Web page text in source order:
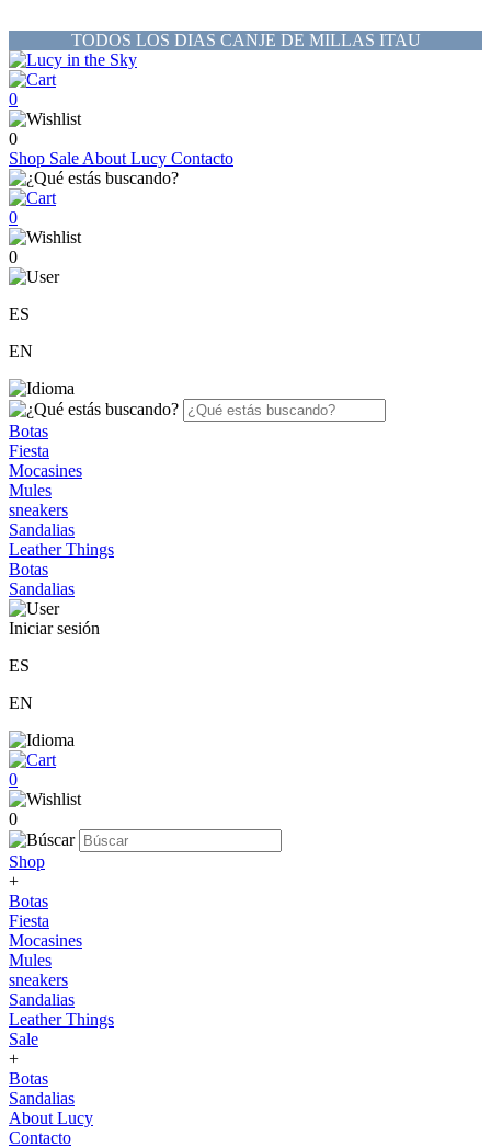
TODOS LOS DIAS CANJE DE MILLAS ITAU
0
0
Shop Sale About Lucy Contacto
0
0
ES
EN
Botas
Fiesta
Mocasines
Mules
sneakers
Sandalias
Leather Things
Botas
Sandalias
Iniciar sesión
ES
EN
0
0
Shop
+
Botas
Fiesta
Mocasines
Mules
sneakers
Sandalias
Leather Things
Sale
+
Botas
Sandalias
About Lucy
Contacto